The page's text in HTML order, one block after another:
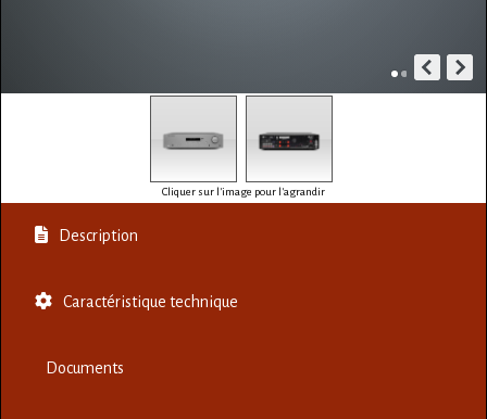
Cliquer sur l'image pour l'agrandir
Description
Caractéristique technique
Documents